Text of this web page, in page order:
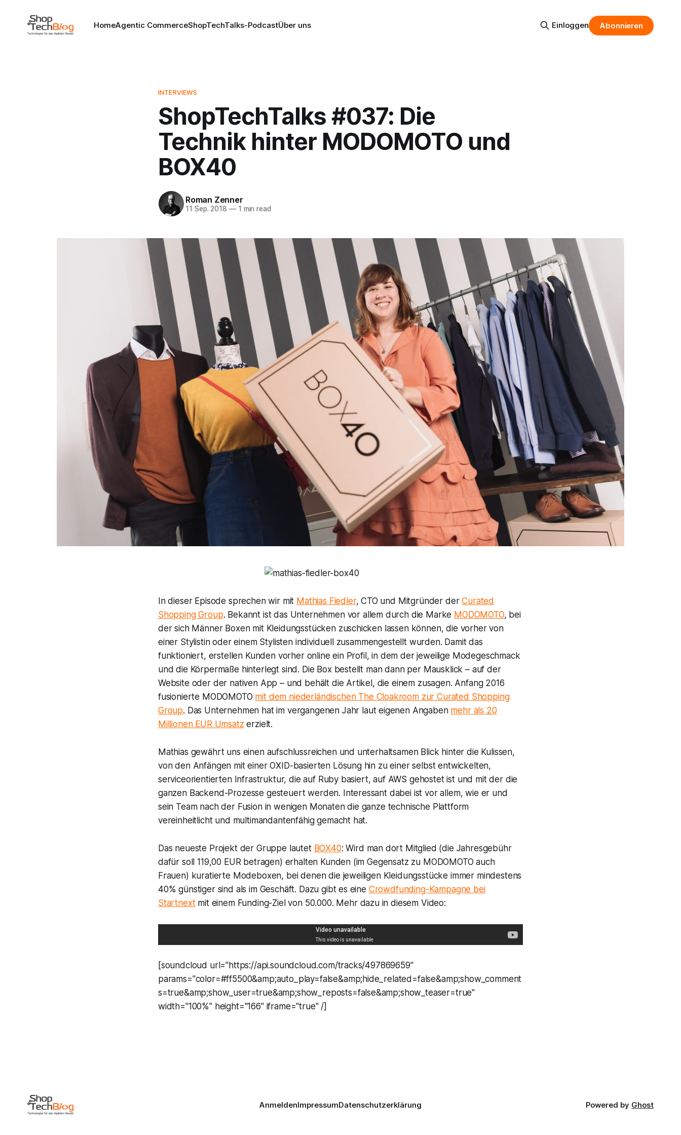
HomeAgentic CommerceShopTechTalks-PodcastÜber uns Einloggen Abonnieren
INTERVIEWS
ShopTechTalks #037: Die
Technik hinter MODOMOTO und
BOX40
Roman Zenner
11 Sep. 2018 —1 min read
In dieser Episode sprechen wir mit Mathias Fiedler, CTO und Mitgründer derCurated
Shopping Group. Bekannt ist das Unternehmen vor allem durch die Marke MODOMOTO, bei
der sich Männer Boxen mit Kleidungsstücken zuschicken lassen können, die vorher von
einer Stylistin oder einem Stylisten individuell zusammengestellt wurden. Damit das
funktioniert, erstellen Kunden vorher online ein Profil, in dem der jeweilige Modegeschmack
und die Körpermaße hinterlegt sind. Die Box bestellt man dann per Mausklick – auf der
Website oder der nativen App – und behält die Artikel, die einem zusagen. Anfang 2016
fusionierte MODOMOTO mit dem niederländischen The Cloakroom zur Curated Shopping
Group. Das Unternehmen hat im vergangenen Jahr laut eigenen Angaben mehr als 20
Millionen EUR Umsatz erzielt.
Mathias gewährt uns einen aufschlussreichen und unterhaltsamen Blick hinter die Kulissen,
von den Anfängen mit einer OXID-basierten Lösung hin zu einer selbst entwickelten,
serviceorientierten Infrastruktur, die auf Ruby basiert, auf AWS gehostet ist und mit der die
ganzen Backend-Prozesse gesteuert werden. Interessant dabei ist vor allem, wie er und
sein Team nach der Fusion in wenigen Monaten die ganze technische Plattform
vereinheitlicht und multimandantenfähig gemacht hat.
Das neueste Projekt der Gruppe lautet BOX40: Wird man dort Mitglied (die Jahresgebühr
dafür soll 119,00 EUR betragen) erhalten Kunden (im Gegensatz zu MODOMOTO auch
Frauen) kuratierte Modeboxen, bei denen die jeweiligen Kleidungsstücke immer mindestens
40% günstiger sind als im Geschäft. Dazu gibt es eine Crowdfunding-Kampagne bei
Startnextmit einem Funding-Ziel von 50.000. Mehr dazu in diesem Video:
[soundcloud url="https://api.soundcloud.com/tracks/497869659"
params="color=#ff5500&amp;auto_play=false&amp;hide_related=false&amp;show_comment
s=true&amp;show_user=true&amp;show_reposts=false&amp;show_teaser=true"
width="100%" height="166" iframe="true" /]
AnmeldenImpressumDatenschutzerklärung Powered by Ghost